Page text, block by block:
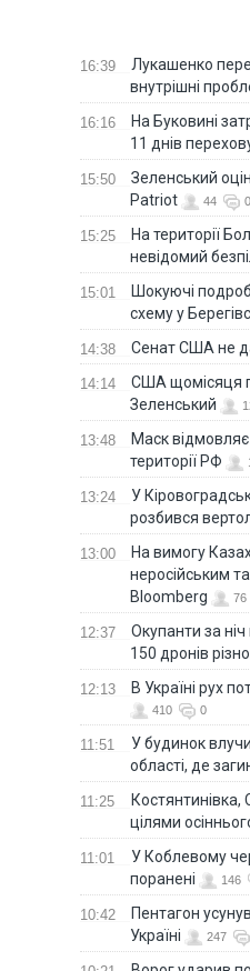
16:39
Лукашенко
внутрішні
16:16
На Буковині
11 днів
15:50
Зеленський
Patriot
44 0
15:25
На території
невідомий
15:01
Шокуючі
схему у
14:38 Сенат США не
14:14
США щомісяця
Зеленський
13:48
Маск відмовляє
території РФ
13:24
У
розбився
13:00
На вимогу
неросійським
Bloomberg
76
12:37
Окупанти за
150 дронів
12:13 В Україні рух
410 0
11:51
У будинок
області, де
11:25
цілями
11:01
У Коблевому
поранені
146
10:42
Пентагон
Україні
247